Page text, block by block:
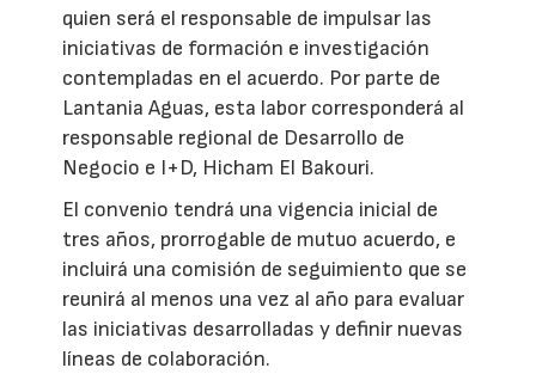
quien será el responsable de impulsar las
iniciativas de formación e investigación
contempladas en el acuerdo. Por parte de
Lantania Aguas, esta labor corresponderá al
responsable regional de Desarrollo de
Negocio e I+D, Hicham El Bakouri.
El convenio tendrá una vigencia inicial de
tres años, prorrogable de mutuo acuerdo, e
incluirá una comisión de seguimiento que se
reunirá al menos una vez al año para evaluar
las iniciativas desarrolladas y definir nuevas
líneas de colaboración.